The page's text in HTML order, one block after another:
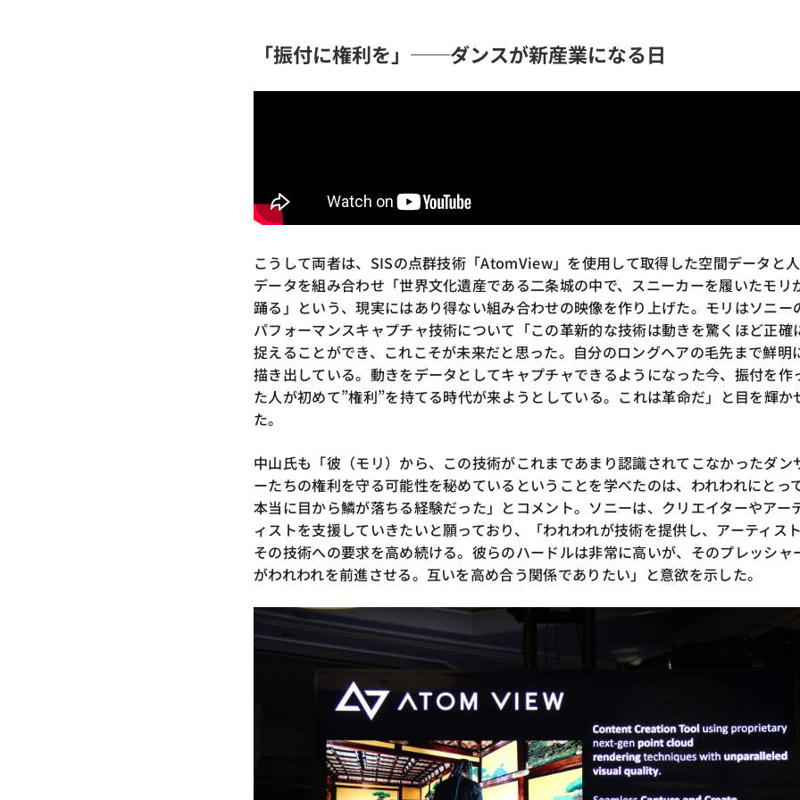
「振付に権利を」──ダンスが新産業になる日
こうして両者は、SISの点群技術「AtomView」を使用して取得した空間データと
データを組み合わせ「世界文化遺産である二条城の中で、スニーカーを履いたモリ
踊る」という、現実にはあり得ない組み合わせの映像を作り上げた。モリはソニー
パフォーマンスキャプチャ技術について「この革新的な技術は動きを驚くほど正確
捉えることができ、これこそが未来だと思った。自分のロングヘアの毛先まで鮮明
描き出している。動きをデータとしてキャプチャできるようになった今、振付を作
た人が初めて”権利”を持てる時代が来ようとしている。これは革命だ」と目を輝か
た。
中山氏も「彼（モリ）から、この技術がこれまであまり認識されてこなかったダン
ーたちの権利を守る可能性を秘めているということを学べたのは、われわれにとっ
本当に目から鱗が落ちる経験だった」とコメント。ソニーは、クリエイターやアー
ィストを支援していきたいと願っており、「われわれが技術を提供し、アーティス
その技術への要求を高め続ける。彼らのハードルは非常に高いが、そのプレッシャ
がわれわれを前進させる。互いを高め合う関係でありたい」と意欲を示した。